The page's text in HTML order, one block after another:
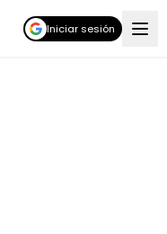
Iniciar sesión